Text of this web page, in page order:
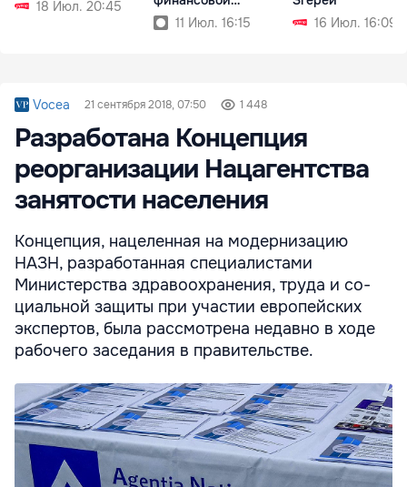
18 Июл. 20:45
стабильности
11 Июл. 16:15
16 Июл. 16:09
Vocea 21 сентября 2018, 07:50 1 448
Разработана Концепция
реорганизации Нацагентства
занятости населения
Концепция, нацеленная на модернизацию
НАЗН, разработанная специалистами
Министерства здравоохранения, труда и со­
циальной защиты при участии европейских
экспертов, была рассмотрена недавно в ходе
рабочего заседания в прави­тельстве.